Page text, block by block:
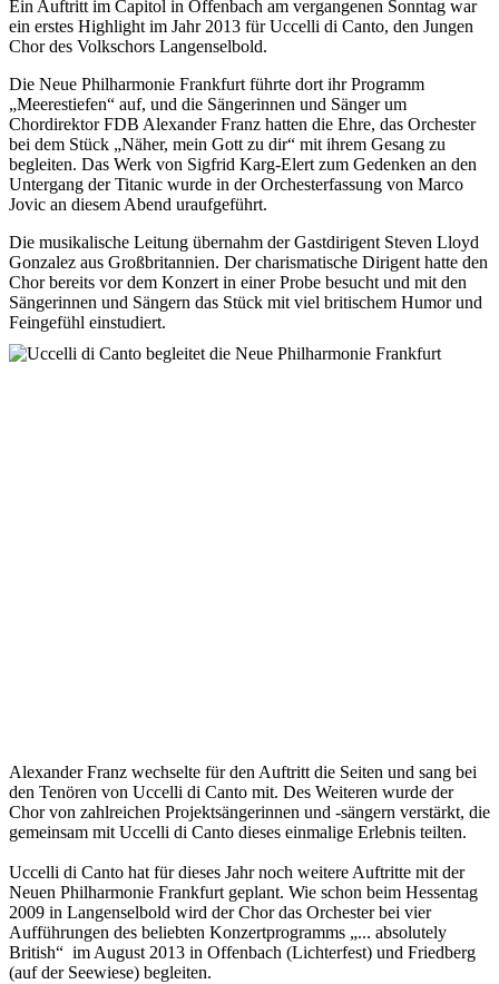
Ein Auftritt im Capitol in Offenbach am vergangenen Sonntag war
ein erstes Highlight im Jahr 2013 für Uccelli di Canto, den Jungen
Chor des Volkschors Langenselbold.
Die Neue Philharmonie Frankfurt führte dort ihr Programm
„Meerestiefen“ auf, und die Sängerinnen und Sänger um
Chordirektor FDB Alexander Franz hatten die Ehre, das Orchester
bei dem Stück „Näher, mein Gott zu dir“ mit ihrem Gesang zu
begleiten. Das Werk von Sigfrid Karg-Elert zum Gedenken an den
Untergang der Titanic wurde in der Orchesterfassung von Marco
Jovic an diesem Abend uraufgeführt.
Die musikalische Leitung übernahm der Gastdirigent Steven Lloyd
Gonzalez aus Großbritannien. Der charismatische Dirigent hatte den
Chor bereits vor dem Konzert in einer Probe besucht und mit den
Sängerinnen und Sängern das Stück mit viel britischem Humor und
Feingefühl einstudiert.
Alexander Franz wechselte für den Auftritt die Seiten und sang bei
den Tenören von Uccelli di Canto mit. Des Weiteren wurde der
Chor von zahlreichen Projektsängerinnen und -sängern verstärkt, die
gemeinsam mit Uccelli di Canto dieses einmalige Erlebnis teilten.
Uccelli di Canto hat für dieses Jahr noch weitere Auftritte mit der
Neuen Philharmonie Frankfurt geplant. Wie schon beim Hessentag
2009 in Langenselbold wird der Chor das Orchester bei vier
Aufführungen des beliebten Konzertprogramms „... absolutely
British“ im August 2013 in Offenbach (Lichterfest) und Friedberg
(auf der Seewiese) begleiten.